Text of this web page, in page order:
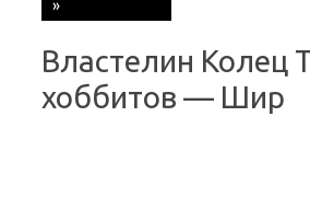
»
Властелин Колец
хоббитов — Шир